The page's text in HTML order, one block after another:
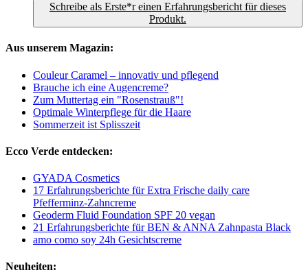
Schreibe als Erste*r einen Erfahrungsbericht für dieses
Produkt.
Aus unserem Magazin:
Couleur Caramel – innovativ und pflegend
Brauche ich eine Augencreme?
Zum Muttertag ein "Rosenstrauß"!
Optimale Winterpflege für die Haare
Sommerzeit ist Splisszeit
Ecco Verde entdecken:
GYADA Cosmetics
17 Erfahrungsberichte für Extra Frische daily care
Pfefferminz-Zahncreme
Geoderm Fluid Foundation SPF 20 vegan
21 Erfahrungsberichte für BEN & ANNA Zahnpasta Black
amo como soy 24h Gesichtscreme
Neuheiten: